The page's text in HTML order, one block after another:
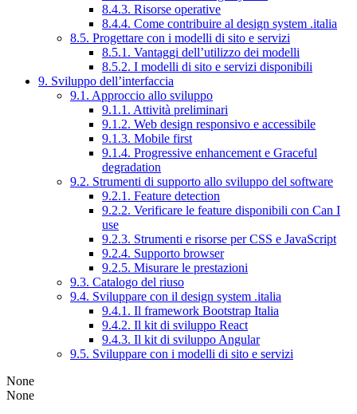
8.4.3. Risorse operative
8.4.4. Come contribuire al design system .italia
8.5. Progettare con i modelli di sito e servizi
8.5.1. Vantaggi dell’utilizzo dei modelli
8.5.2. I modelli di sito e servizi disponibili
9. Sviluppo dell’interfaccia
9.1. Approccio allo sviluppo
9.1.1. Attività preliminari
9.1.2. Web design responsivo e accessibile
9.1.3. Mobile first
9.1.4. Progressive enhancement e Graceful
degradation
9.2. Strumenti di supporto allo sviluppo del software
9.2.1. Feature detection
9.2.2. Verificare le feature disponibili con Can I
use
9.2.3. Strumenti e risorse per CSS e JavaScript
9.2.4. Supporto browser
9.2.5. Misurare le prestazioni
9.3. Catalogo del riuso
9.4. Sviluppare con il design system .italia
9.4.1. Il framework Bootstrap Italia
9.4.2. Il kit di sviluppo React
9.4.3. Il kit di sviluppo Angular
9.5. Sviluppare con i modelli di sito e servizi
None
None